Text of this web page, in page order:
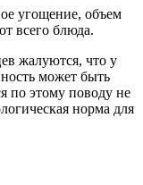
угощение, объем
всего блюда.
жалуются, что у
может быть
по этому поводу не
норма для